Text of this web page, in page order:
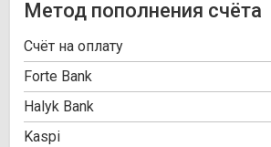
Метод пополнения счёта
Cчёт на оплату
Forte Bank
Halyk Bank
Kaspi